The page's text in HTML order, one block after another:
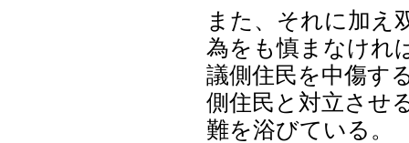
また、それに加え
為をも慎まなけれ
議側住民を中傷す
側住民と対立させ
難を浴びている。